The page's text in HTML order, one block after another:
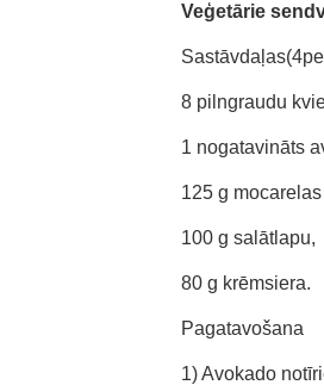
Veģetārie
8 pilngraudu
1 nogatavināts
125 g
100 g salātlapu,
80 g krēmsiera.
Pagatavošana
1) Avokado